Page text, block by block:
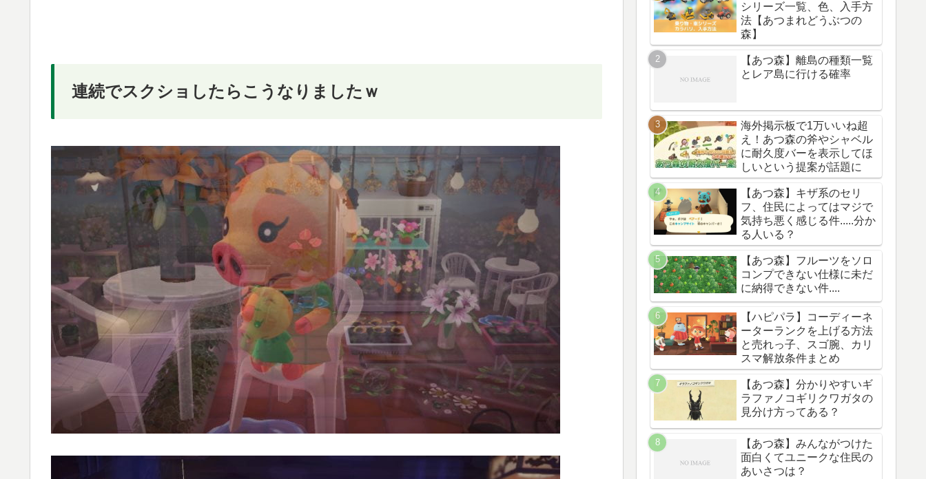
連続でスクショしたらこうなりましたｗ
シリーズ一覧、色、入手方
法【あつまれどうぶつの
森】
【あつ森】離島の種類一覧
とレア島に行ける確率
海外掲示板で1万いいね超
え！あつ森の斧やシャベル
に耐久度バーを表示してほ
しいという提案が話題に
【あつ森】キザ系のセリ
フ、住民によってはマジで
気持ち悪く感じる件.....分か
る人いる？
【あつ森】フルーツをソロ
コンプできない仕様に未だ
に納得できない件....
【ハピパラ】コーディーネ
ーターランクを上げる方法
と売れっ子、スゴ腕、カリ
スマ解放条件まとめ
【あつ森】分かりやすいギ
ラファノコギリクワガタの
見分け方ってある？
【あつ森】みんながつけた
面白くてユニークな住民の
あいさつは？